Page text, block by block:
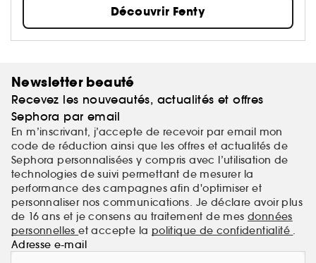
Découvrir Fenty
Newsletter beauté
Recevez les nouveautés, actualités et offres
Sephora par email
En m’inscrivant, j’accepte de recevoir par email mon
code de réduction ainsi que les offres et actualités de
Sephora personnalisées y compris avec l’utilisation de
technologies de suivi permettant de mesurer la
performance des campagnes afin d'optimiser et
personnaliser nos communications. Je déclare avoir plus
de 16 ans et je consens au traitement de mes données
personnelleset accepte la politique de confidentialité .
Adresse e-mail